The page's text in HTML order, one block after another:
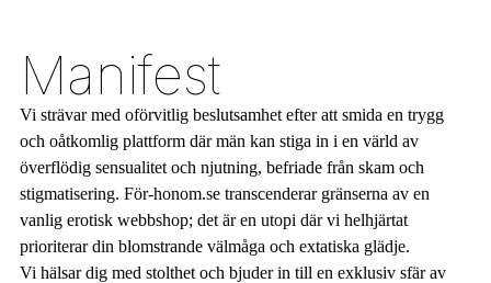
Manifest
Vi strävar med oförvitlig beslutsamhet efter att smida en trygg
och oåtkomlig plattform där män kan stiga in i en värld av
överflödig sensualitet och njutning, befriade från skam och
stigmatisering. För-honom.se transcenderar gränserna av en
vanlig erotisk webbshop; det är en utopi där vi helhjärtat
prioriterar din blomstrande välmåga och extatiska glädje.
Vi hälsar dig med stolthet och bjuder in till en exklusiv sfär av